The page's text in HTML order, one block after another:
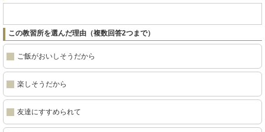
この教習所を選んだ理由（複数回答2つまで）
ご飯がおいしそうだから
楽しそうだから
友達にすすめられて